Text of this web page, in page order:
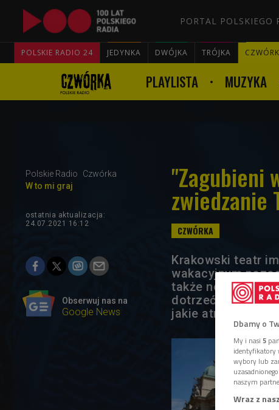
PORTAL POLSKIEGO
POLSKIE RADIO 24 JEDYNKA DWÓJKA TRÓJKA
PLAYLISTA MUZYKA
Polskie Radio
Czwórka
W to mi graj
"Zagubieni
zwiedzanie
ostatnia aktualizacja:
24.07.2021 16:12
Obserwuj nas na
Google News
Krakowski teatr
wakacyjnym
także nocą! W
dotrzeć w miejsca
jakie atrakcje
Dbamy o
My i nasi 5
identyfikatory
wybory lub
naszym
Wraz z